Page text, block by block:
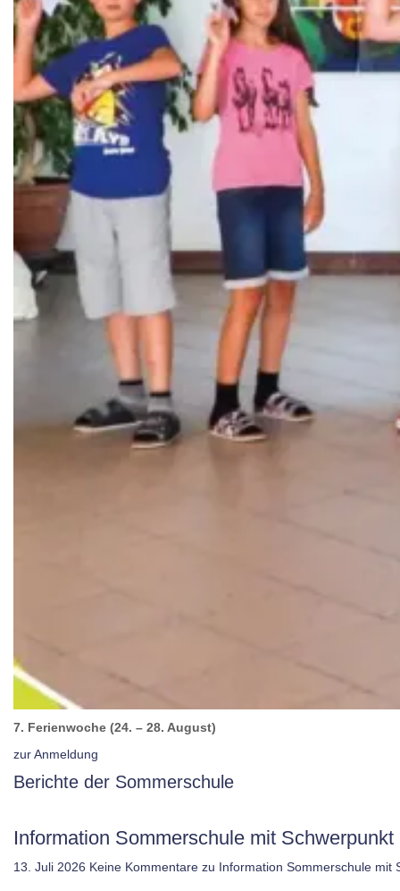
7. Ferienwoche (24. – 28. August)
zur Anmeldung
Berichte der Sommerschule
Information Sommerschule mit
13. Juli 2026 Keine Kommentare zu Information Sommerschule